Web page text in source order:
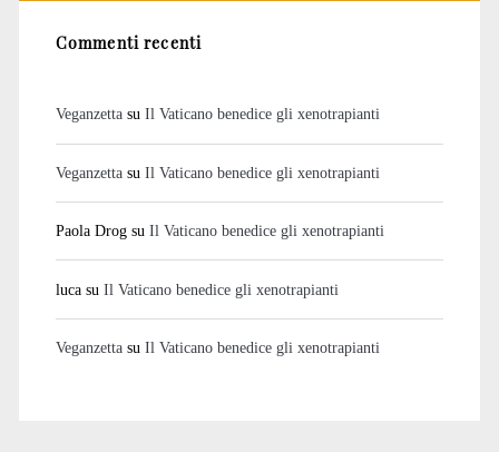
Commenti recenti
Veganzettasu Il Vaticano benedice gli xenotrapianti
Veganzettasu Il Vaticano benedice gli xenotrapianti
Paola Drogsu Il Vaticano benedice gli xenotrapianti
lucasu Il Vaticano benedice gli xenotrapianti
Veganzettasu Il Vaticano benedice gli xenotrapianti